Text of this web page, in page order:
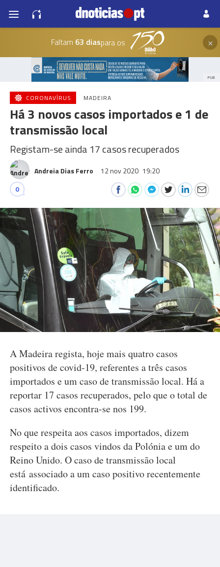
Faltam 63 diaspara os ×
PUB
CORONAVÍRUS MADEIRA
Há 3 novos casos importados e 1 de
transmissão local
Registam-se ainda 17 casos recuperados
Andreia Dias Ferro 12 nov 2020 19:20
0
A Madeira regista, hoje mais quatro casos
positivos de covid-19, referentes a três casos
importados e um caso de transmissão local. Há a
reportar 17 casos recuperados, pelo que o total de
casos activos encontra-se nos 199.
No que respeita aos casos importados, dizem
respeito a dois casos vindos da Polónia e um do
Reino Unido. O caso de transmissão local
está associado a um caso positivo recentemente
identificado.